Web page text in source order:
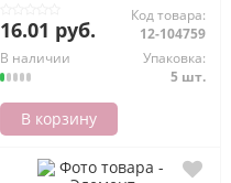
16.01 руб.
Код товара:
12-104759
В наличии
Упаковка:
5 шт.
В корзину